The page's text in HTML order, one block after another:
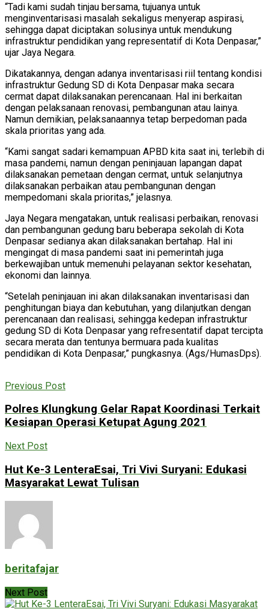
“Tadi kami sudah tinjau bersama, tujuanya untuk
menginventarisasi masalah sekaligus menyerap aspirasi,
sehingga dapat diciptakan solusinya untuk mendukung
infrastruktur pendidikan yang representatif di Kota Denpasar,”
ujar Jaya Negara.
Dikatakannya, dengan adanya inventarisasi riil tentang kondisi
infrastruktur Gedung SD di Kota Denpasar maka secara
cermat dapat dilaksanakan perencanaan. Hal ini berkaitan
dengan pelaksanaan renovasi, pembangunan atau lainya.
Namun demikian, pelaksanaannya tetap berpedoman pada
skala prioritas yang ada.
“Kami sangat sadari kemampuan APBD kita saat ini, terlebih di
masa pandemi, namun dengan peninjauan lapangan dapat
dilaksanakan pemetaan dengan cermat, untuk selanjutnya
dilaksanakan perbaikan atau pembangunan dengan
mempedomani skala prioritas,” jelasnya.
Jaya Negara mengatakan, untuk realisasi perbaikan, renovasi
dan pembangunan gedung baru beberapa sekolah di Kota
Denpasar sedianya akan dilaksanakan bertahap. Hal ini
mengingat di masa pandemi saat ini pemerintah juga
berkewajiban untuk memenuhi pelayanan sektor kesehatan,
ekonomi dan lainnya.
“Setelah peninjauan ini akan dilaksanakan inventarisasi dan
penghitungan biaya dan kebutuhan, yang dilanjutkan dengan
perencanaan dan realisasi, sehingga kedepan infrastruktur
gedung SD di Kota Denpasar yang refresentatif dapat tercipta
secara merata dan tentunya bermuara pada kualitas
pendidikan di Kota Denpasar,” pungkasnya. (Ags/HumasDps).
Previous Post
Polres Klungkung Gelar Rapat Koordinasi Terkait
Kesiapan Operasi Ketupat Agung 2021
Next Post
Hut Ke-3 LenteraEsai, Tri Vivi Suryani: Edukasi
Masyarakat Lewat Tulisan
beritafajar
Next Post